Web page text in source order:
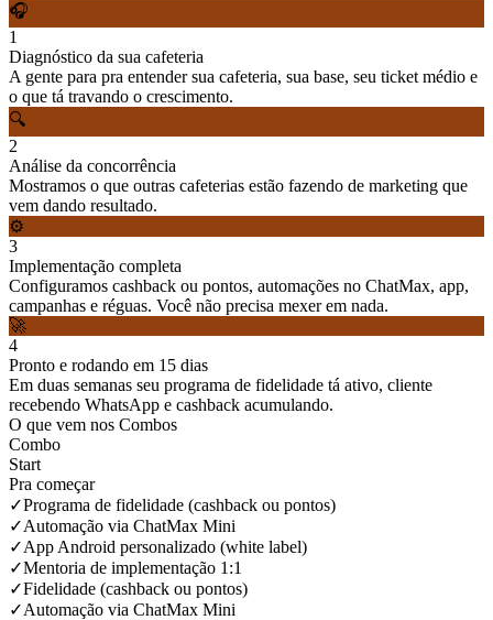
🎧
1
Diagnóstico da sua cafeteria
A gente para pra entender sua cafeteria, sua base, seu ticket médio e
o que tá travando o crescimento.
🔍
2
Análise da concorrência
Mostramos o que outras cafeterias estão fazendo de marketing que
vem dando resultado.
⚙️
3
Implementação completa
Configuramos cashback ou pontos, automações no ChatMax, app,
campanhas e réguas. Você não precisa mexer em nada.
🚀
4
Pronto e rodando em 15 dias
Em duas semanas seu programa de fidelidade tá ativo, cliente
recebendo WhatsApp e cashback acumulando.
O que vem nos Combos
Combo
Start
Pra começar
✓Programa de fidelidade (cashback ou pontos)
✓Automação via ChatMax Mini
✓App Android personalizado (white label)
✓Mentoria de implementação 1:1
✓Fidelidade (cashback ou pontos)
✓Automação via ChatMax Mini